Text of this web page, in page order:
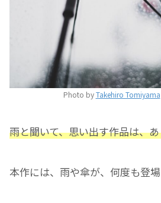
Photo byTakehiro Tomiyama
雨と聞いて、思い出す作品は、
本作には、雨や傘が、何度も登